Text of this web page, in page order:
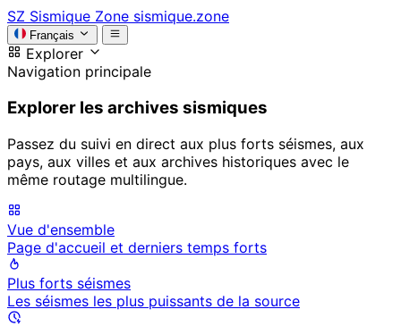
SZ Sismique Zone sismique.zone
Français
Explorer
Navigation principale
Explorer les archives sismiques
Passez du suivi en direct aux plus forts séismes, aux
pays, aux villes et aux archives historiques avec le
même routage multilingue.
Vue d'ensemble
Page d'accueil et derniers temps forts
Plus forts séismes
Les séismes les plus puissants de la source